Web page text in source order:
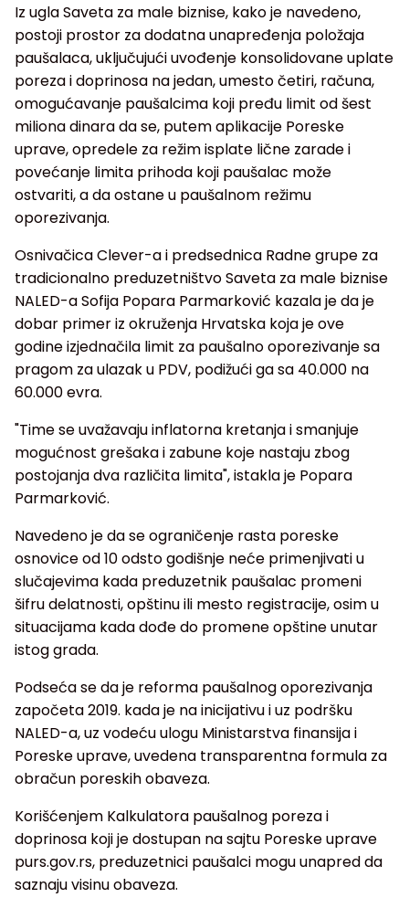
Iz ugla Saveta za male biznise, kako je navedeno,
postoji prostor za dodatna unapređenja položaja
paušalaca, uključujući uvođenje konsolidovane uplate
poreza i doprinosa na jedan, umesto četiri, računa,
omogućavanje paušalcima koji pređu limit od šest
miliona dinara da se, putem aplikacije Poreske
uprave, opredele za režim isplate lične zarade i
povećanje limita prihoda koji paušalac može
ostvariti, a da ostane u paušalnom režimu
oporezivanja.
Osnivačica Clever-a i predsednica Radne grupe za
tradicionalno preduzetništvo Saveta za male biznise
NALED-a Sofija Popara Parmarković kazala je da je
dobar primer iz okruženja Hrvatska koja je ove
godine izjednačila limit za paušalno oporezivanje sa
pragom za ulazak u PDV, podižući ga sa 40.000 na
60.000 evra.
"Time se uvažavaju inflatorna kretanja i smanjuje
mogućnost grešaka i zabune koje nastaju zbog
postojanja dva različita limita", istakla je Popara
Parmarković.
Navedeno je da se ograničenje rasta poreske
osnovice od 10 odsto godišnje neće primenjivati u
slučajevima kada preduzetnik paušalac promeni
šifru delatnosti, opštinu ili mesto registracije, osim u
situacijama kada dođe do promene opštine unutar
istog grada.
Podseća se da je reforma paušalnog oporezivanja
započeta 2019. kada je na inicijativu i uz podršku
NALED-a, uz vodeću ulogu Ministarstva finansija i
Poreske uprave, uvedena transparentna formula za
obračun poreskih obaveza.
Korišćenjem Kalkulatora paušalnog poreza i
doprinosa koji je dostupan na sajtu Poreske uprave
purs.gov.rs, preduzetnici paušalci mogu unapred da
saznaju visinu obaveza.